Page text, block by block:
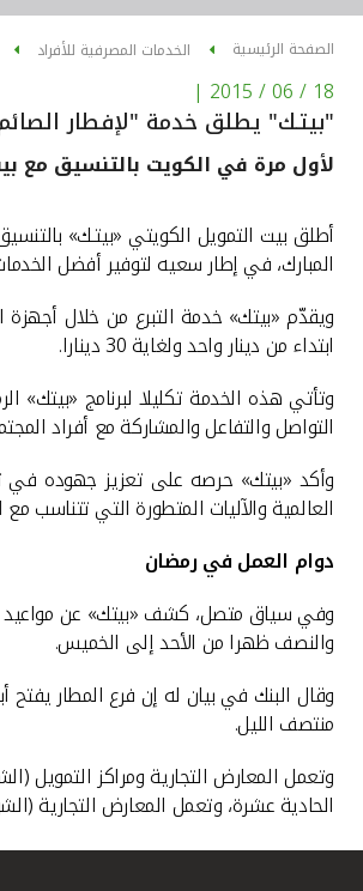
الصفحة الرئيسية الخدمات المصرفية للأفراد
18 / 06 / 2015
|
"بيتـك" يطلق خدمة "لإفطار
لأول مرة في الكويت بالتنسيق مع
أطلق بيت التمويل الكويتي «بيتـك»
المبارك، في إطار سعيه لتوفير أفضل
ويقدّم «بيتك» خدمة التبرع من خلال
ابتداء من دينار واحد ولغاية 30 دينارا
.
وتأتي هذه الخدمة تكليلا لبرنامج «بيتك»
التواصل والتفاعل والمشاركة مع أفراد
وأكد «بيتك» حرصه على تعزيز جهوده في
العالمية والآليات المتطورة التي تتناسب مع
دوام العمل في رمضان
وفي سياق متصل، كشف «بيتك» عن مواعيد
والنصف ظهرا من الأحد إلى الخميس.
وقال البنك في بيان له إن فرع المطار يفتح
منتصف الليل.
وتعمل المعارض التجارية ومراكز التمويل
الحادية عشرة، وتعمل المعارض التجارية